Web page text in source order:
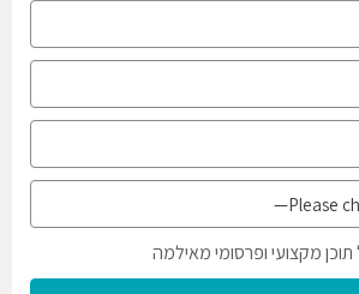
מקצועי ופרסומי מאילמה